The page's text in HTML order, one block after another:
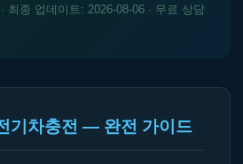
· 최종 업데이트: 2026-08-06 · 무료 상담
기차충전 — 완전 가이드